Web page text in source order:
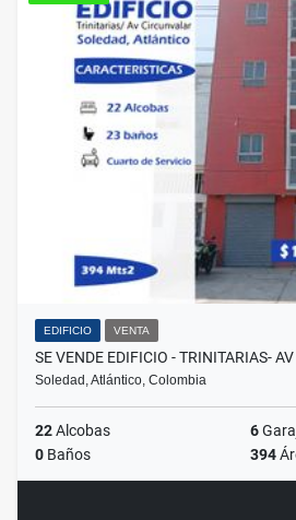
EDIFICIO VENTA
SE VENDE EDIFICIO - TRINITARIAS-
Soledad, Atlántico, Colombia
22Alcobas 6
0 Baños 394